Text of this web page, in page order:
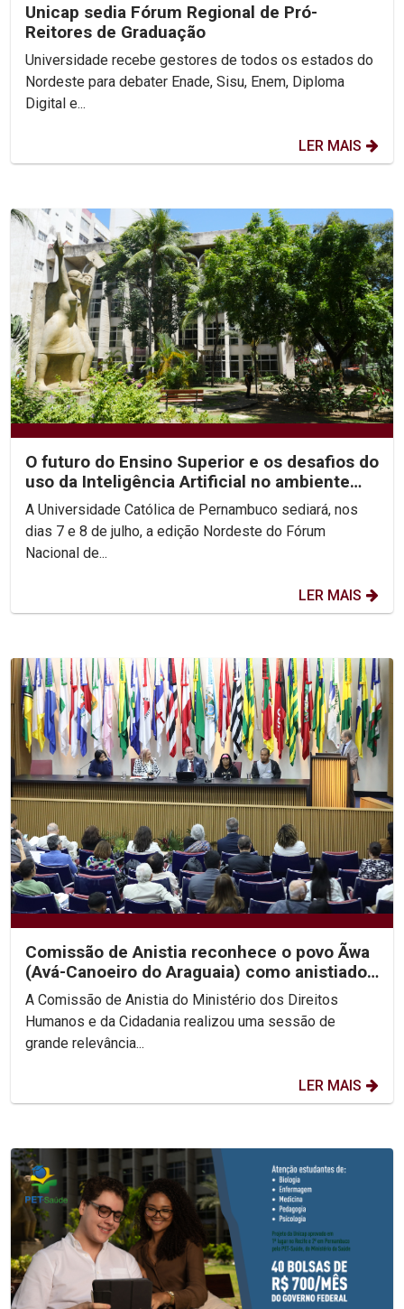
Unicap sedia Fórum Regional de Pró-
Reitores de Graduação
Universidade recebe gestores de todos os estados do
Nordeste para debater Enade, Sisu, Enem, Diploma
Digital e...
LER MAIS
O futuro do Ensino Superior e os desafios do
uso da Inteligência Artificial no ambiente
acadêmico...
A Universidade Católica de Pernambuco sediará, nos
dias 7 e 8 de julho, a edição Nordeste do Fórum
Nacional de...
LER MAIS
Comissão de Anistia reconhece o povo Ãwa
(Avá-Canoeiro do Araguaia) como anistiado
político coletivo
A Comissão de Anistia do Ministério dos Direitos
Humanos e da Cidadania realizou uma sessão de
grande relevância...
LER MAIS